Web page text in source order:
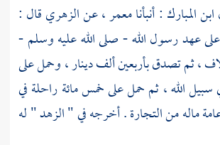
ابن المبارك : أنبأنامعمر، عنالزهريقال :
على عهد رسول الله - صلى الله عليه وسلم -
، ثم تصدق بأربعين ألف دينار ، وحمل على
الله ، ثم حمل على خمس مائة راحلة في
ماله من التجارة . أخرجه في " الزهد " له